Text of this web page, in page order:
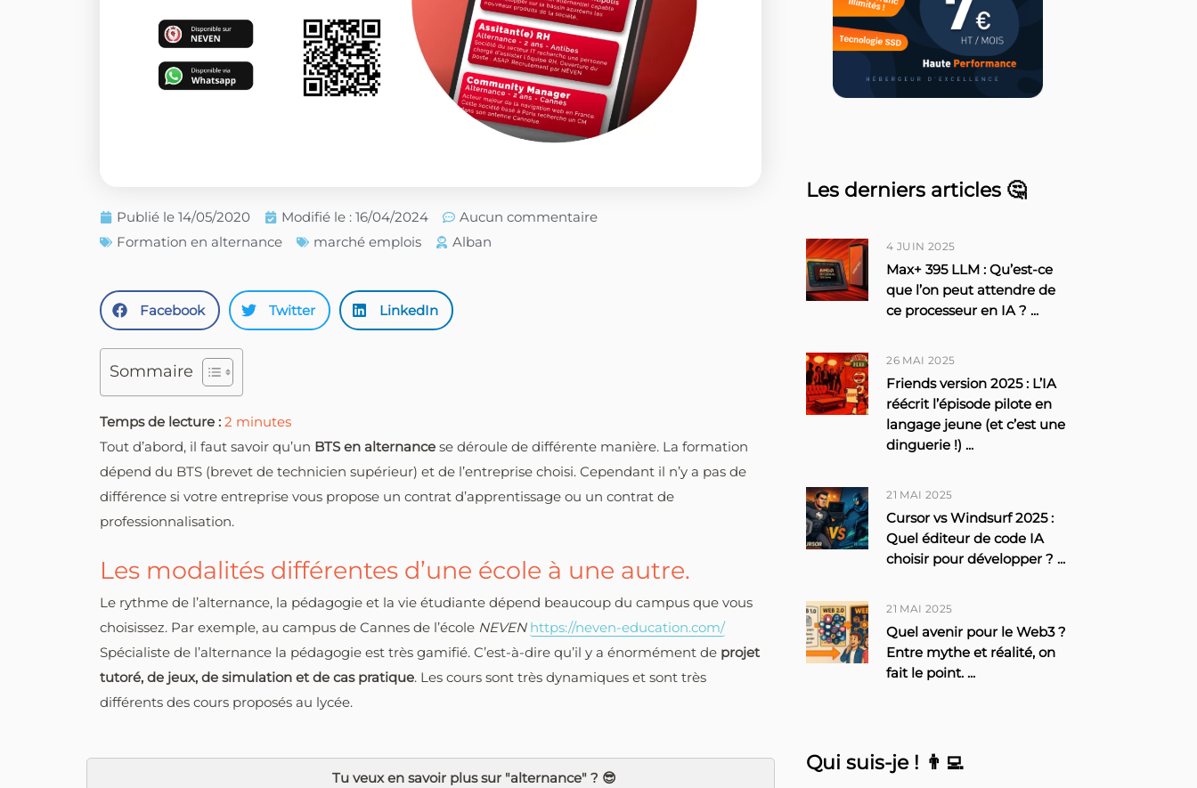
Publié le 14/05/2020 Modifié le : 16/04/2024
Aucun commentaire
Formation en alternance
marché emplois Alban
Facebook Twitter LinkedIn
Sommaire
Temps de lecture : 2 minutes
Tout d’abord, il faut savoir qu’un BTS en alternance se déroule de différente manière. La formation
dépend du BTS (brevet de technicien supérieur) et de l’entreprise choisi. Cependant il n’y a pas de
différence si votre entreprise vous propose un contrat d’apprentissage ou un contrat de
professionnalisation.
Les modalités différentes d’une école à une autre.
Le rythme de l’alternance, la pédagogie et la vie étudiante dépend beaucoup du campus que vous
choisissez. Par exemple, au campus de Cannes de l’école NEVEN https://neven-education.com/
Spécialiste de l’alternance la pédagogie est très gamifié. C’est-à-dire qu’il y a énormément de projet
tutoré, de jeux, de simulation et de cas pratique. Les cours sont très dynamiques et sont très
différents des cours proposés au lycée.
Tu veux en savoir plus sur "alternance" ? 😎
Les derniers articles 🤔
4 JUIN 2025
Max+ 395 LLM : Qu’est-ce
que l’on peut attendre de
ce processeur en IA ? ...
26 MAI 2025
Friends version 2025 : L’IA
réécrit l’épisode pilote en
langage jeune (et c’est une
dinguerie !) ...
21 MAI 2025
Cursor vs Windsurf 2025 :
Quel éditeur de code IA
choisir pour développer ? ...
21 MAI 2025
Quel avenir pour le Web3 ?
Entre mythe et réalité, on
fait le point. ...
Qui suis-je ! 👨‍💻